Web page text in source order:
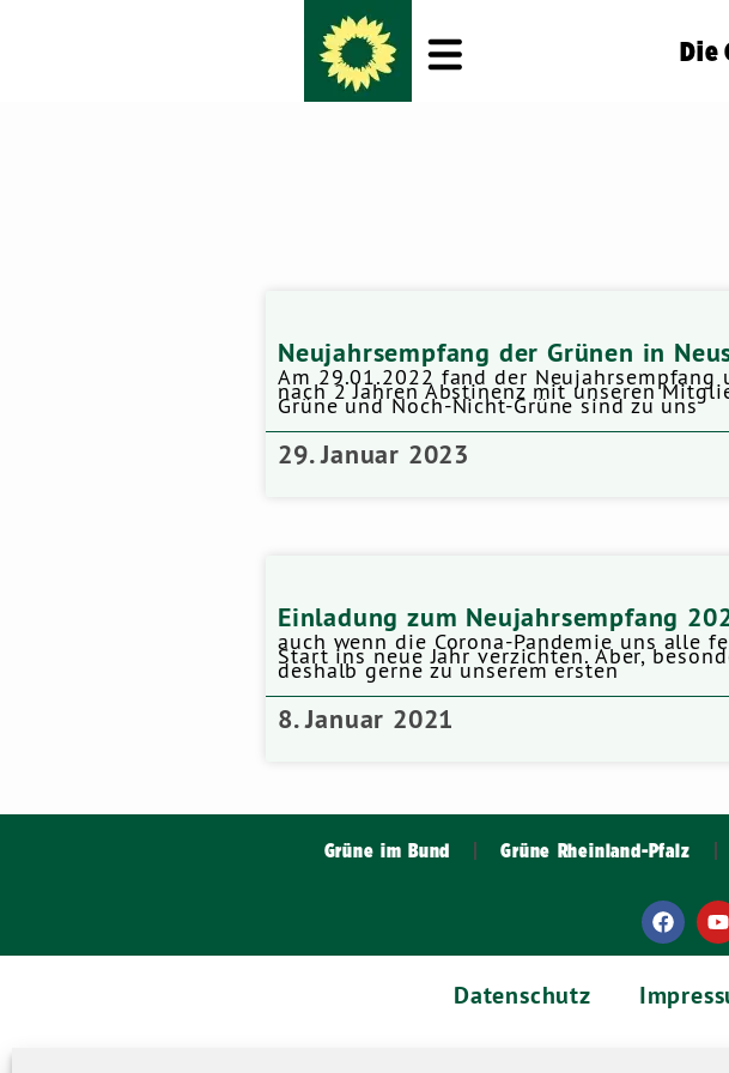
Die
Neujahrsempfang der Grünen in
Am 29.01.2022 fand der Neujahrsempfang
nach 2 Jahren Abstinenz mit unseren
Grüne und Noch-Nicht-Grüne sind zu uns
29. Januar 2023
Einladung zum Neujahrsempfang
auch wenn die Corona-Pandemie uns alle
Start ins neue Jahr verzichten. Aber,
deshalb gerne zu unserem ersten
8. Januar 2021
Grüne im Bund Grüne Rheinland-Pfalz
Datenschutz